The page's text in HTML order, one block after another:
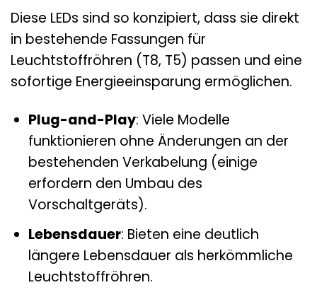
Diese LEDs sind so konzipiert, dass sie direkt
in bestehende Fassungen für
Leuchtstoffröhren (T8, T5) passen und eine
sofortige Energieeinsparung ermöglichen.
Plug-and-Play: Viele Modelle
funktionieren ohne Änderungen an der
bestehenden Verkabelung (einige
erfordern den Umbau des
Vorschaltgeräts).
Lebensdauer: Bieten eine deutlich
längere Lebensdauer als herkömmliche
Leuchtstoffröhren.